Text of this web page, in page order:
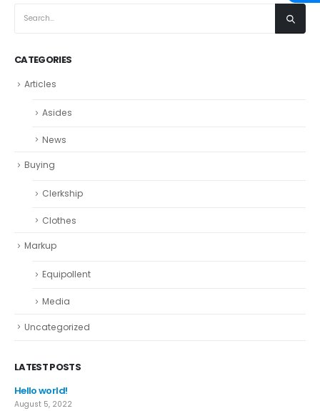
CATEGORIES
Articles
Asides
News
Buying
Clerkship
Clothes
Markup
Equipollent
Media
Uncategorized
LATEST POSTS
Hello world!
August 5, 2022